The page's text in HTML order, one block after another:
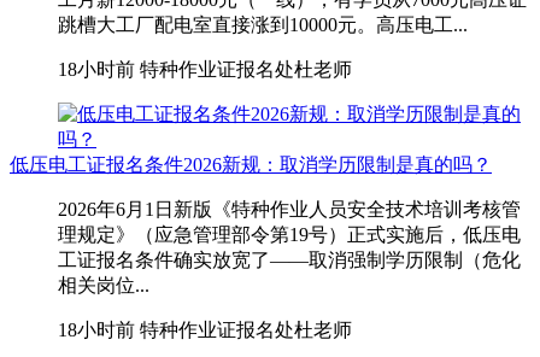
跳槽大工厂配电室直接涨到10000元。高压电工...
18小时前 特种作业证报名处杜老师
低压电工证报名条件2026新规：取消学历限制是真的吗？
2026年6月1日新版《特种作业人员安全技术培训考核管
理规定》（应急管理部令第19号）正式实施后，低压电
工证报名条件确实放宽了——取消强制学历限制（危化
相关岗位...
18小时前 特种作业证报名处杜老师